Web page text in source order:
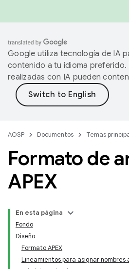
Google utiliza tecnología de IA
contenido a tu idioma preferido.
realizadas con IA pueden
AOSP Documentos Temas
Formato de
APEX
En esta página
Fondo
Diseño
Formato APEX
Lineamientos para asignar nombres